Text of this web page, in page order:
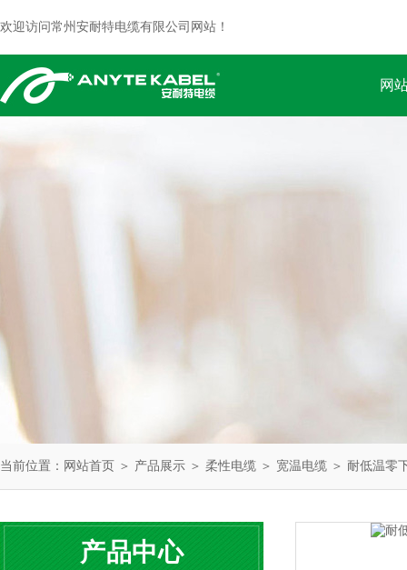
欢迎访问常州安耐特电缆有限公司网站！
网
当前位置： 网站首页 ＞ 产品展示 ＞ 柔性电缆 ＞ 宽温电缆 ＞ 耐低温零
产品中心